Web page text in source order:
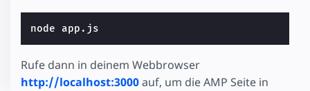
Rufe dann in deinem Webbrowser
http://localhost:3000auf, um die AMP Seite in